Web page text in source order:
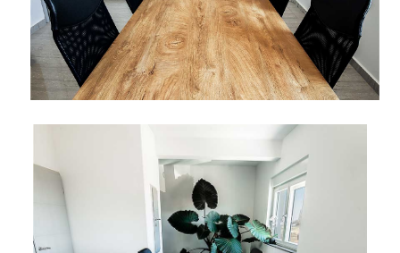
AKCIJA! Pločasti
materijali
Alati i
pribor
Vrt i
okućnica
Zaštitna
odjeća
Građevinski
materijali
VodomaterijalVrata i
dovratnici